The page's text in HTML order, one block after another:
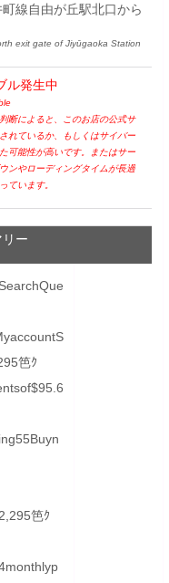
線自由が丘駅北口から
exit gate of Jiyūgaoka Station
ル発生中
断によると、このお店の公式サ
れているか、もしくはサイバー
可能性が高いです。またはサー
ンやローディングタイムが長過
ています。
ー
笆ｸ
笆ｸ